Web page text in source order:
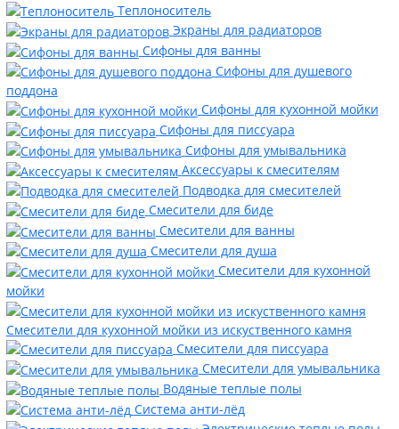
Теплоноситель
Экраны для радиаторов
Сифоны для ванны
Сифоны для душевого
поддона
Сифоны для кухонной мойки
Сифоны для писсуара
Сифоны для умывальника
Аксессуары к смесителям
Подводка для смесителей
Смесители для биде
Смесители для ванны
Смесители для душа
Смесители для кухонной
мойки
Смесители для кухонной мойки из искуственного камня
Смесители для писсуара
Смесители для умывальника
Водяные теплые полы
Система анти-лёд